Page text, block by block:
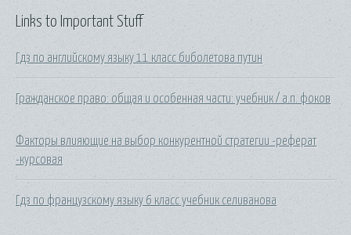
Links to Important Stuff
Гдз по английскому языку 11 класс биболетова путин
Гражданское право: общая и особенная части: учебник / а.п. фоков
Факторы влияющие на выбор конкурентной стратегии -реферат
-курсовая
Гдз по французскому языку 6 класс учебник селиванова